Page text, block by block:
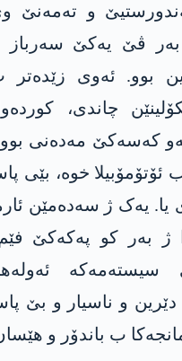
و تەمەنێ
ڤێ یەکێ سەرباز
بوو. ئەوی زێده‌تر
چاندی،
کەسەکێ مەدەنی
خوە، بێی
یا. یەک ژ سەدەمێن
ژ بەر کو په‌كه‌كێ
سیستەمەکە
دێرین و ناسیار و بێ
ب باندۆر و